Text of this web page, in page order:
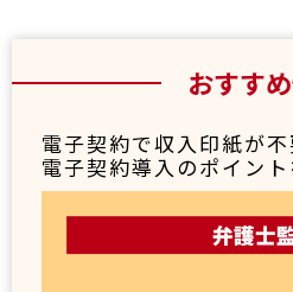
おすす
電子契約で収入印紙が
電子契約導入のポイン